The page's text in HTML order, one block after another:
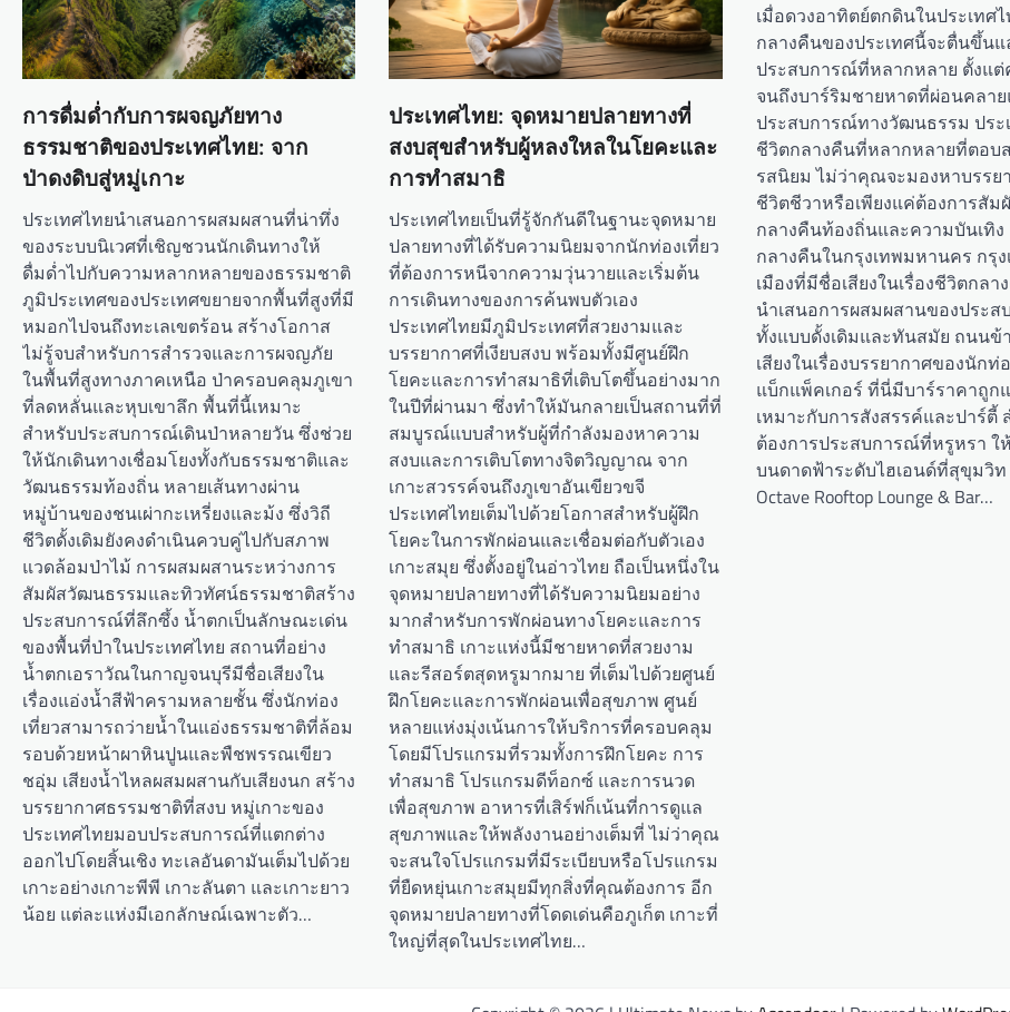
a
t
i
o
n
การดื่มด่ำกับการผจญภัยทาง
ธรรมชาติของประเทศไทย: จาก
ป่าดงดิบสู่หมู่เกาะ
ประเทศไทยนำเสนอการผสมผสานที่น่าทึ่ง
ของระบบนิเวศที่เชิญชวนนักเดินทางให้
ดื่มด่ำไปกับความหลากหลายของธรรมชาติ
ภูมิประเทศของประเทศขยายจากพื้นที่สูงที่มี
หมอกไปจนถึงทะเลเขตร้อน สร้างโอกาส
ไม่รู้จบสำหรับการสำรวจและการผจญภัย
ในพื้นที่สูงทางภาคเหนือ ป่าครอบคลุมภูเขา
ที่ลดหลั่นและหุบเขาลึก พื้นที่นี้เหมาะ
สำหรับประสบการณ์เดินป่าหลายวัน ซึ่งช่วย
ให้นักเดินทางเชื่อมโยงทั้งกับธรรมชาติและ
วัฒนธรรมท้องถิ่น หลายเส้นทางผ่าน
หมู่บ้านของชนเผ่ากะเหรี่ยงและม้ง ซึ่งวิถี
ชีวิตดั้งเดิมยังคงดำเนินควบคู่ไปกับสภาพ
แวดล้อมป่าไม้ การผสมผสานระหว่างการ
สัมผัสวัฒนธรรมและทิวทัศน์ธรรมชาติสร้าง
ประสบการณ์ที่ลึกซึ้ง น้ำตกเป็นลักษณะเด่น
ของพื้นที่ป่าในประเทศไทย สถานที่อย่าง
น้ำตกเอราวัณในกาญจนบุรีมีชื่อเสียงใน
เรื่องแอ่งน้ำสีฟ้าครามหลายชั้น ซึ่งนักท่อง
เที่ยวสามารถว่ายน้ำในแอ่งธรรมชาติที่ล้อม
รอบด้วยหน้าผาหินปูนและพืชพรรณเขียว
ชอุ่ม เสียงน้ำไหลผสมผสานกับเสียงนก สร้าง
บรรยากาศธรรมชาติที่สงบ หมู่เกาะของ
ประเทศไทยมอบประสบการณ์ที่แตกต่าง
ออกไปโดยสิ้นเชิง ทะเลอันดามันเต็มไปด้วย
เกาะอย่างเกาะพีพี เกาะลันตา และเกาะยาว
น้อย แต่ละแห่งมีเอกลักษณ์เฉพาะตัว…
ประเทศไทย: จุดหมายปลายทางที่
สงบสุขสำหรับผู้หลงใหลในโยคะและ
การทำสมาธิ
ประเทศไทยเป็นที่รู้จักกันดีในฐานะจุดหมาย
ปลายทางที่ได้รับความนิยมจากนักท่องเที่ยว
ที่ต้องการหนีจากความวุ่นวายและเริ่มต้น
การเดินทางของการค้นพบตัวเอง
ประเทศไทยมีภูมิประเทศที่สวยงามและ
บรรยากาศที่เงียบสงบ พร้อมทั้งมีศูนย์ฝึก
โยคะและการทำสมาธิที่เติบโตขึ้นอย่างมาก
ในปีที่ผ่านมา ซึ่งทำให้มันกลายเป็นสถานที่ที่
สมบูรณ์แบบสำหรับผู้ที่กำลังมองหาความ
สงบและการเติบโตทางจิตวิญญาณ จาก
เกาะสวรรค์จนถึงภูเขาอันเขียวขจี
ประเทศไทยเต็มไปด้วยโอกาสสำหรับผู้ฝึก
โยคะในการพักผ่อนและเชื่อมต่อกับตัวเอง
เกาะสมุย ซึ่งตั้งอยู่ในอ่าวไทย ถือเป็นหนึ่งใน
จุดหมายปลายทางที่ได้รับความนิยมอย่าง
มากสำหรับการพักผ่อนทางโยคะและการ
ทำสมาธิ เกาะแห่งนี้มีชายหาดที่สวยงาม
และรีสอร์ตสุดหรูมากมาย ที่เต็มไปด้วยศูนย์
ฝึกโยคะและการพักผ่อนเพื่อสุขภาพ ศูนย์
หลายแห่งมุ่งเน้นการให้บริการที่ครอบคลุม
โดยมีโปรแกรมที่รวมทั้งการฝึกโยคะ การ
ทำสมาธิ โปรแกรมดีท็อกซ์ และการนวด
เพื่อสุขภาพ อาหารที่เสิร์ฟก็เน้นที่การดูแล
สุขภาพและให้พลังงานอย่างเต็มที่ ไม่ว่าคุณ
จะสนใจโปรแกรมที่มีระเบียบหรือโปรแกรม
ที่ยืดหยุ่นเกาะสมุยมีทุกสิ่งที่คุณต้องการ อีก
จุดหมายปลายทางที่โดดเด่นคือภูเก็ต เกาะที่
ใหญ่ที่สุดในประเทศไทย…
เมื่อดวงอาทิตย์ตกดินในประเทศ
กลางคืนของประเทศนี้จะตื่นขึ้นแ
ประสบการณ์ที่หลากหลาย ตั้งแ
จนถึงบาร์ริมชายหาดที่ผ่อนคลาย
ประสบการณ์ทางวัฒนธรรม ประ
ชีวิตกลางคืนที่หลากหลายที่ตอบ
รสนิยม ไม่ว่าคุณจะมองหาบรรย
ชีวิตชีวาหรือเพียงแค่ต้องการสัม
กลางคืนท้องถิ่นและความบันเทิง
กลางคืนในกรุงเทพมหานคร กรุง
เมืองที่มีชื่อเสียงในเรื่องชีวิตกลา
นำเสนอการผสมผสานของประ
ทั้งแบบดั้งเดิมและทันสมัย ถนนข้
เสียงในเรื่องบรรยากาศของนักท่
แบ็กแพ็คเกอร์ ที่นี่มีบาร์ราคาถูก
เหมาะกับการสังสรรค์และปาร์ตี้
ต้องการประสบการณ์ที่หรูหรา ใ
บนดาดฟ้าระดับไฮเอนด์ที่สุขุมวิท
Octave Rooftop Lounge & Bar…